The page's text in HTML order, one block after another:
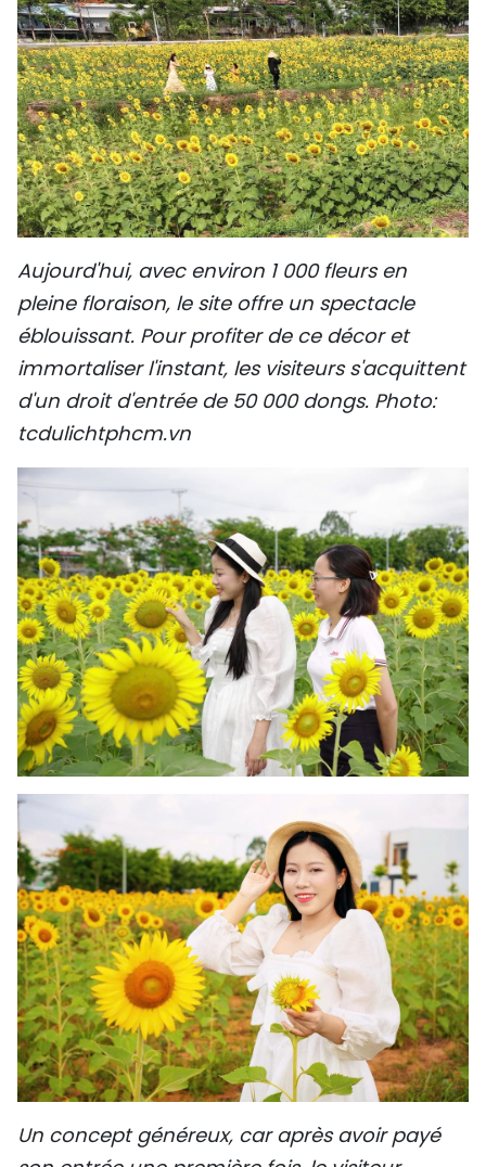
Aujourd'hui, avec environ 1 000 fleurs en
pleine floraison, le site offre un spectacle
éblouissant. Pour profiter de ce décor et
immortaliser l'instant, les visiteurs s'acquittent
d'un droit d'entrée de 50 000 dongs. Photo:
tcdulichtphcm.vn
Un concept généreux, car après avoir payé